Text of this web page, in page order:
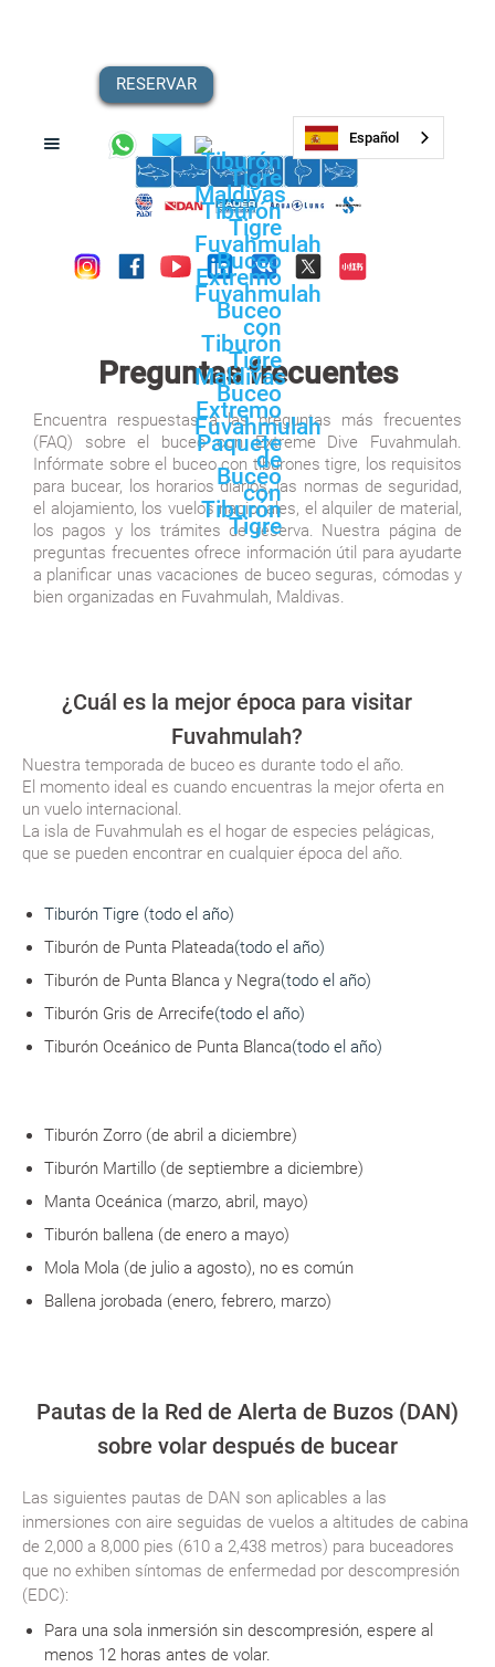
RESERVAR
Español
Preguntas frecuentes
Encuentra respuestas a las preguntas más frecuentes
(FAQ) sobre el buceo con Extreme Dive Fuvahmulah.
Infórmate sobre el buceo con tiburones tigre, los requisitos
para bucear, los horarios diarios, las normas de seguridad,
el alojamiento, los vuelos nacionales, el alquiler de material,
los pagos y los trámites de reserva. Nuestra página de
preguntas frecuentes ofrece información útil para ayudarte
a planificar unas vacaciones de buceo seguras, cómodas y
bien organizadas en Fuvahmulah, Maldivas.
¿Cuál es la mejor época para visitar
Fuvahmulah?
Nuestra temporada de buceo es durante todo el año.
El momento ideal es cuando encuentras la mejor oferta en
un vuelo internacional.
La isla de Fuvahmulah es el hogar de especies pelágicas,
que se pueden encontrar en cualquier época del año.
Tiburón Tigre (todo el año)
Tiburón de Punta Plateada(todo el año)
Tiburón de Punta Blanca y Negra(todo el año)
Tiburón Gris de Arrecife(todo el año)
Tiburón Oceánico de Punta Blanca(todo el año)
Tiburón Zorro (de abril a diciembre)
Tiburón Martillo (de septiembre a diciembre)
Manta Oceánica (marzo, abril, mayo)
Tiburón ballena (de enero a mayo)
Mola Mola (de julio a agosto), no es común
Ballena jorobada (enero, febrero, marzo)
Pautas de la Red de Alerta de Buzos (DAN)
sobre volar después de bucear
Las siguientes pautas de DAN son aplicables a las
inmersiones con aire seguidas de vuelos a altitudes de cabina
de 2,000 a 8,000 pies (610 a 2,438 metros) para buceadores
que no exhiben síntomas de enfermedad por descompresión
(EDC):
Para una sola inmersión sin descompresión, espere al
menos 12 horas antes de volar.